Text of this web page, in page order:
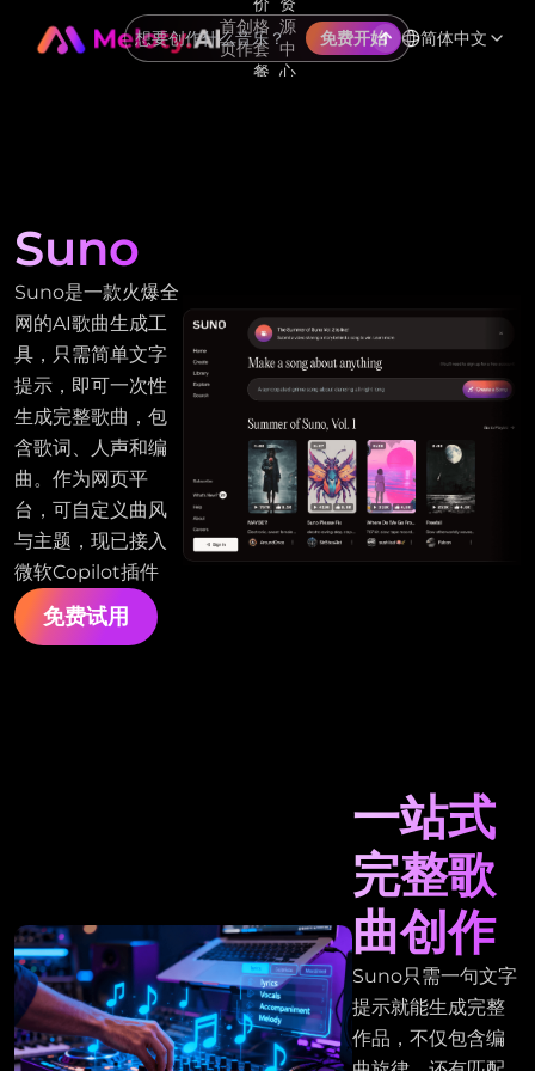
首
页
创
作
格
套
餐
源
中
心
免费开始 简体中文
Suno
Suno是一款火爆全
网的AI歌曲生成工
具，只需简单文字
提示，即可一次性
生成完整歌曲，包
含歌词、人声和编
曲。作为网页平
台，可自定义曲风
与主题，现已接入
微软Copilot插件
免费试用
一站式
完整歌
曲创作
Suno只需一句文字
提示就能生成完整
作品，不仅包含编